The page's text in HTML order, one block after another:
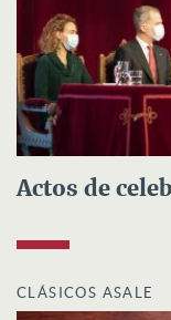
Actos de
CLÁSICOS ASALE